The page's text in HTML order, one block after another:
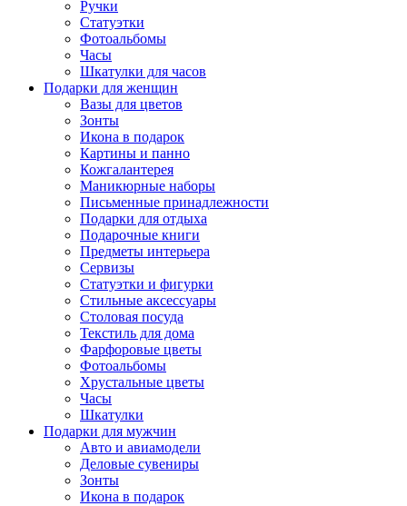
Ручки
Статуэтки
Фотоальбомы
Часы
Шкатулки для часов
Подарки для женщин
Вазы для цветов
Зонты
Икона в подарок
Картины и панно
Кожгалантерея
Маникюрные наборы
Письменные принадлежности
Подарки для отдыха
Подарочные книги
Предметы интерьера
Сервизы
Статуэтки и фигурки
Стильные аксессуары
Столовая посуда
Текстиль для дома
Фарфоровые цветы
Фотоальбомы
Хрустальные цветы
Часы
Шкатулки
Подарки для мужчин
Авто и авиамодели
Деловые сувениры
Зонты
Икона в подарок